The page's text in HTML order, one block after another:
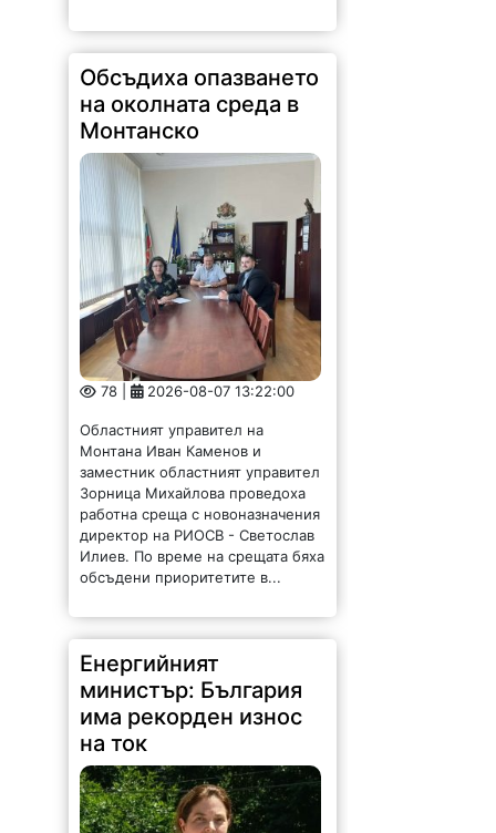
Обсъдиха опазването
на околната среда в
Монтанско
78 | 2026-08-07 13:22:00
Областният управител на
Монтана Иван Каменов и
заместник областният управител
Зорница Михайлова проведоха
работна среща с новоназначения
директор на РИОСВ - Светослав
Илиев. По време на срещата бяха
обсъдени приоритетите в...
Енергийният
министър: България
има рекорден износ
на ток